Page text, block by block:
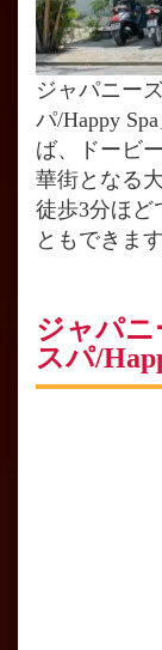
ジャパニー
パ/Happy
ば、ドービ
華街となる
徒歩3分ほど
ともできます
ジャパ
スパ/